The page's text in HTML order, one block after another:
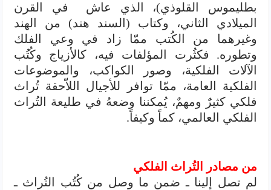
بطليموس القلوذي)، الذي عاش في القرن
الميلادي الثاني، وكتاب (السند هند) من الهند
وغيرهما من الكُتب ممّا زاد في وعي الفلك
وتطوره. فكثُرت المؤلفات فيه، كالأزياج وكُتُب
الآلات الفلكية، وصور الكواكب، والموضوعات
الفلكية العامة، ممّا توافر للأجيال اللاّحقة تُراث
فلكي كثيرٌ ومهمٌ، يُمكننا وضعهُ في طليعة التُراث
الفلكي العالمي، كماً وكيفاً.
من مصادر التُراث الفلكي
لم تصل إلينا ـ ضمن ما وصل من كُتُب التُراث ـ